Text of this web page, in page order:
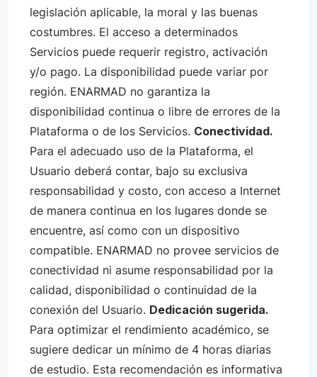
legislación aplicable, la moral y las buenas
costumbres. El acceso a determinados
Servicios puede requerir registro, activación
y/o pago. La disponibilidad puede variar por
región. ENARMAD no garantiza la
disponibilidad continua o libre de errores de la
Plataforma o de los Servicios. Conectividad.
Para el adecuado uso de la Plataforma, el
Usuario deberá contar, bajo su exclusiva
responsabilidad y costo, con acceso a Internet
de manera continua en los lugares donde se
encuentre, así como con un dispositivo
compatible. ENARMAD no provee servicios de
conectividad ni asume responsabilidad por la
calidad, disponibilidad o continuidad de la
conexión del Usuario. Dedicación sugerida.
Para optimizar el rendimiento académico, se
sugiere dedicar un mínimo de 4 horas diarias
de estudio. Esta recomendación es informativa